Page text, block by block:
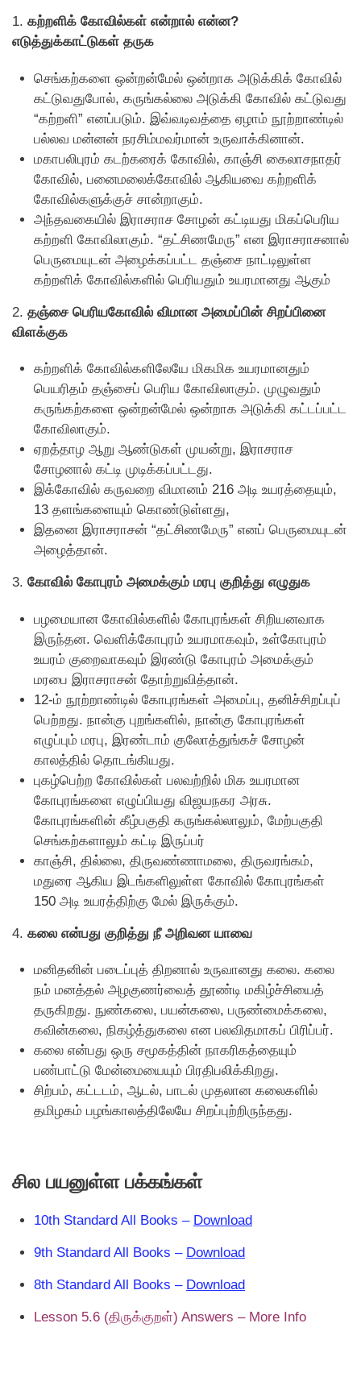
1. கற்றளிக் கோவில்கள் என்றால் என்ன?
எடுத்துக்காட்டுகள் தருக
செங்கற்களை ஒன்றன்மேல் ஒன்றாக அடுக்கிக் கோவில்
கட்டுவதுபோல், கருங்கல்லை அடுக்கி கோவில் கட்டுவது
“கற்றளி” எனப்படும். இவ்வடிவத்தை ஏழாம் நூற்றாண்டில்
பல்லவ மன்னன் நரசிம்மவர்மான் உருவாக்கினான்.
மகாபலிபுரம் கடற்கரைக் கோவில், காஞ்சி கைலாசநாதர்
கோவில், பனைமலைக்கோவில் ஆகியவை கற்றளிக்
கோவில்களுக்குச் சான்றாகும்.
அந்தவகையில் இராசராச சோழன் கட்டியது மிகப்பெரிய
கற்றளி கோவிலாகும். “தட்சிணமேரு” என இராசராசனால்
பெருமையுடன் அழைக்கப்பட்ட தஞ்சை நாட்டிலுள்ள
கற்றளிக் கோவில்களில் பெரியதும் உயரமானது ஆகும்
2. தஞ்சை பெரியகோவில் விமான அமைப்பின் சிறப்பினை
விளக்குக
கற்றளிக் கோவில்களிலேயே மிகமிக உயரமானதும்
பெயரிதம் தஞ்சைப் பெரிய கோவிலாகும். முழுவதும்
கருங்கற்களை ஒன்றன்மேல் ஒன்றாக அடுக்கி கட்டப்பட்ட
கோவிலாகும்.
ஏறத்தாழ ஆறு ஆண்டுகள் முயன்று, இராசராச
சோழனால் கட்டி முடிக்கப்பட்டது.
இக்கோவில் கருவறை விமானம் 216 அடி உயரத்தையும்,
13 தளங்களையும் கொண்டுள்ளது,
இதனை இராசராசன் “தட்சிணமேரு” எனப் பெருமையுடன்
அழைத்தான்.
3. கோவில் கோபுரம் அமைக்கும் மரபு குறித்து எழுதுக
பழமையான கோவில்களில் கோபுரங்கள் சிறியனவாக
இருந்தன. வெளிக்கோபுரம் உயரமாகவும், உள்கோபுரம்
உயரம் குறைவாகவும் இரண்டு கோபுரம் அமைக்கும்
மரபை இராசராசன் தோற்றுவித்தான்.
12-ம் நூற்றாண்டில் கோபுரங்கள் அமைப்பு, தனிச்சிறப்புப்
பெற்றது. நான்கு புறங்களில், நான்கு கோபுரங்கள்
எழுப்பும் மரபு, இரண்டாம் குலோத்துங்கச் சோழன்
காலத்தில் தொடங்கியது.
புகழ்பெற்ற கோவில்கள் பலவற்றில் மிக உயரமான
கோபுரங்களை எழுப்பியது விஜயநகர அரசு.
கோபுரங்களின் கீழ்பகுதி கருங்கல்லாலும், மேற்பகுதி
செங்கற்களாலும் கட்டி இருப்பர்
காஞ்சி, தில்லை, திருவண்ணாமலை, திருவரங்கம்,
மதுரை ஆகிய இடங்களிலுள்ள கோவில் கோபுரங்கள்
150 அடி உயரத்திற்கு மேல் இருக்கும்.
4. கலை என்பது குறித்து நீ அறிவன யாவை
மனிதனின் படைப்புத் திறனால் உருவானது கலை. கலை
நம் மனத்தல் அழகுணர்வைத் தூண்டி மகிழ்ச்சியைத்
தருகிறது. நுண்கலை, பயன்கலை, பருண்மைக்கலை,
கவின்கலை, நிகழ்த்துகலை என பலவிதமாகப் பிரிப்பர்.
கலை என்பது ஒரு சமூகத்தின் நாகரிகத்தையும்
பண்பாட்டு மேன்மையையும் பிரதிபலிக்கிறது.
சிற்பம், கட்டடம், ஆடல், பாடல் முதலான கலைகளில்
தமிழகம் பழங்காலத்திலேயே சிறப்புற்றிருந்தது.
சில பயனுள்ள பக்கங்கள்
10th Standard All Books – Download
9th Standard All Books – Download
8th Standard All Books – Download
Lesson 5.6 (திருக்குறள்) Answers – More Info